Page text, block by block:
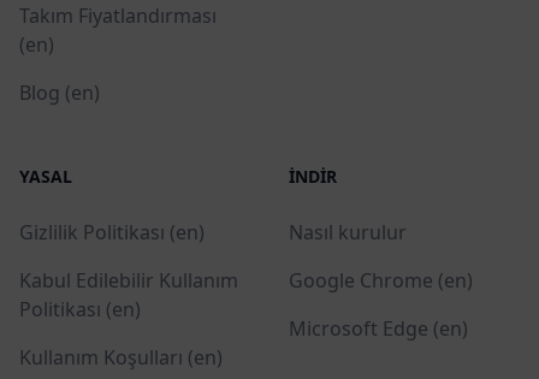
Takım Fiyatlandırması
(en)
Blog (en)
YASAL
Gizlilik Politikası (en)
Kabul Edilebilir Kullanım
Politikası (en)
Kullanım Koşulları (en)
İNDIR
Nasıl kurulur
Google Chrome (en)
Microsoft Edge (en)